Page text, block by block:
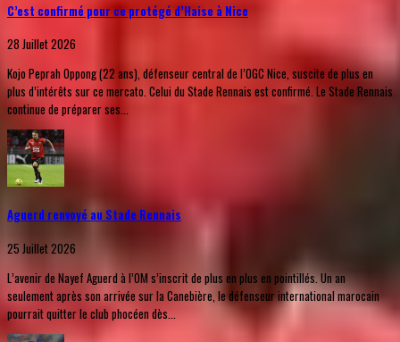
C’est confirmé pour ce protégé d’Haise à Nice
28 Juillet 2026
Kojo Peprah Oppong (22 ans), défenseur central de l’OGC Nice, suscite de plus en
plus d’intérêts sur ce mercato. Celui du Stade Rennais est confirmé. Le Stade Rennais
continue de préparer ses...
Aguerd renvoyé au Stade Rennais
25 Juillet 2026
L’avenir de Nayef Aguerd à l’OM s’inscrit de plus en plus en pointillés. Un an
seulement après son arrivée sur la Canebière, le défenseur international marocain
pourrait quitter le club phocéen dès...